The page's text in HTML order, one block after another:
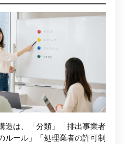
造は、「分類」「排出事業者
ルール」「処理業者の許可制